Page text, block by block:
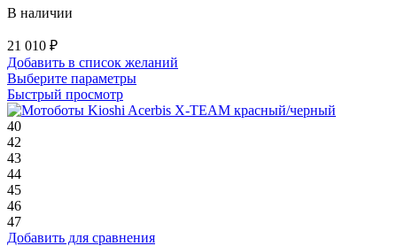
В наличии
21 010 ₽
Добавить в список желаний
Выберите параметрыЭтот
имеет
товара.
Быстрый просмотр
40
42
43
44
45
46
47
Добавить для сравнения